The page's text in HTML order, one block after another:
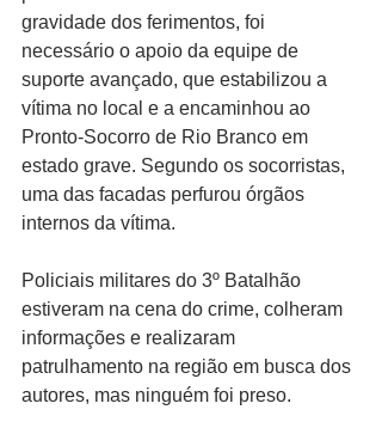
gravidade dos ferimentos, foi
necessário o apoio da equipe de
suporte avançado, que estabilizou a
vítima no local e a encaminhou ao
Pronto-Socorro de Rio Branco em
estado grave. Segundo os socorristas,
uma das facadas perfurou órgãos
internos da vítima.
Policiais militares do 3º Batalhão
estiveram na cena do crime, colheram
informações e realizaram
patrulhamento na região em busca dos
autores, mas ninguém foi preso.